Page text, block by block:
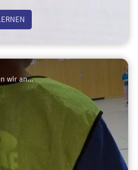
wir an...